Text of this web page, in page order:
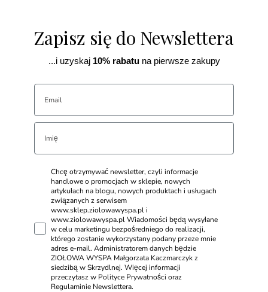
Zapisz się do Newslettera
...i uzyskaj10% rabatuna pierwsze zakupy
Chcę otrzymywać newsletter, czyli informacje
handlowe o promocjach w sklepie, nowych
artykułach na blogu, nowych produktach i usługach
związanych z serwisem
www.sklep.ziolowawyspa.pl i
www.ziolowawyspa.pl Wiadomości będą wysyłane
w celu marketingu bezpośredniego do realizacji,
którego zostanie wykorzystany podany przeze mnie
adres e-mail. Administratorem danych będzie
ZIOŁOWA WYSPA Małgorzata Kaczmarczyk z
siedzibą w Skrzydlnej. Więcej informacji
przeczytasz w Polityce Prywatności oraz
Regulaminie Newslettera.